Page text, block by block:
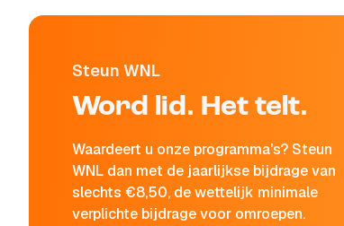
Steun WNL
Word lid. Het telt.
Waardeert u onze programma's? Steun
WNL dan met de jaarlijkse bijdrage van
slechts €8,50, de wettelijk minimale
verplichte bijdrage voor omroepen.